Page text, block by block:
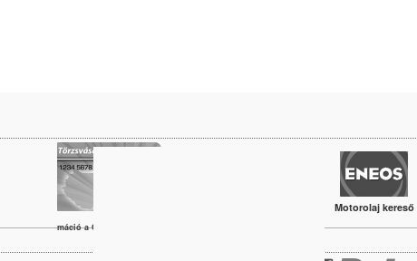
További információ a Coop Törzsvásárlói kártyáról
Motorolaj kereső